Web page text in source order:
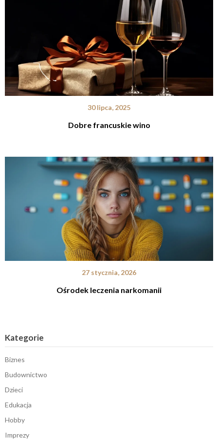
30 lipca, 2025
Dobre francuskie wino
27 stycznia, 2026
Ośrodek leczenia narkomanii
Kategorie
Biznes
Budownictwo
Dzieci
Edukacja
Hobby
Imprezy